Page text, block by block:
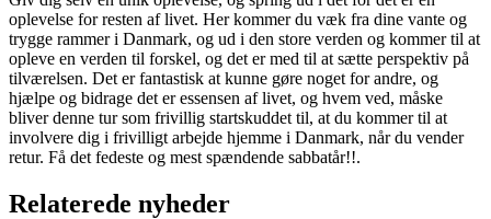
oplevelse for resten af livet. Her kommer du væk fra dine vante og
trygge rammer i Danmark, og ud i den store verden og kommer til at
opleve en verden til forskel, og det er med til at sætte perspektiv på
tilværelsen. Det er fantastisk at kunne gøre noget for andre, og
hjælpe og bidrage det er essensen af livet, og hvem ved, måske
bliver denne tur som frivillig startskuddet til, at du kommer til at
involvere dig i frivilligt arbejde hjemme i Danmark, når du vender
retur. Få det fedeste og mest spændende sabbatår!!.
Relaterede nyheder